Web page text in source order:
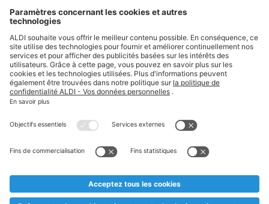
Suivez ALDI Belgique
Textes marqués d'un astérisque et mentions légales
* Nous vendons ces articles temporairement et jusqu'à
au cas où, malgré le planning bien étudié, nous serions
prématurément en rupture de stock. Prix Recupel et TVA incl.
** Sur ce site, l’utilisation de la forme masculine a été adoptée